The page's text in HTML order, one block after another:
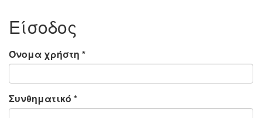
Είσοδος
Όνομα χρήστη *
Συνθηματικό *